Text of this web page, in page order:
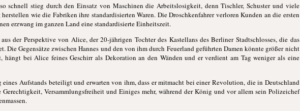
schnell stieg durch den Einsatz von Maschinen die Arbeitslosigkeit, denn Tischler, Schuster und viele
wie die Fabriken ihre standardisierten Waren. Die Droschkenfahrer verloren Kunden an die ersten
erzwang im ganzen Land eine standardisierte Einheitszeit.
der Perspektive von Alice, der 20-jährigen Tochter des Kastellans des Berliner Stadtschlosses, die das
Gegensätze zwischen Hannes und den von ihm durch Feuerland geführten Damen könnte größer nicht
hängt bei Alice feines Geschirr als Dekoration an den Wänden und er verdient am Tag weniger als eine
eines Aufstands beteiligt und erwarten von ihm, dass er mitmacht bei einer Revolution, die in Deutschland
Versammlungsfreiheit und Einiges mehr, während der König und vor allem sein Polizeichef